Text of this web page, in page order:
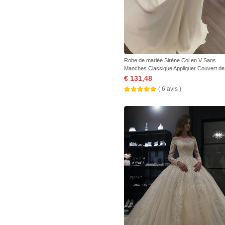
Robe de mariée Sirène Col en V Sans
Manches Classique Appliquer Couvert de
Dentelle
€ 131,48
( 6 avis )